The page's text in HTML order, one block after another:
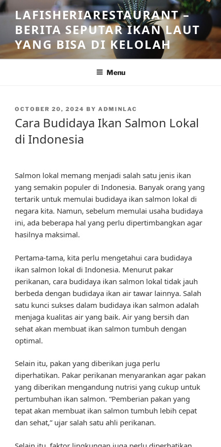
Skip
to
content
LAFISHERIARESTAURANT –
BERITA SEPUTAR IKAN LAUT
YANG BISA DI KELOLAH
Menu
POSTED
OCTOBER 20, 2024 BY ADMINLAC
Cara Budidaya Ikan Salmon Lokal
di Indonesia
Salmon lokal memang menjadi salah satu jenis ikan
yang semakin populer di Indonesia. Banyak orang yang
tertarik untuk memulai budidaya ikan salmon lokal di
negara kita. Namun, sebelum memulai usaha budidaya
ini, ada beberapa hal yang perlu dipertimbangkan agar
hasilnya maksimal.
Pertama-tama, kita perlu mengetahui cara budidaya
ikan salmon lokal di Indonesia. Menurut pakar
perikanan, cara budidaya ikan salmon lokal tidak jauh
berbeda dengan budidaya ikan air tawar lainnya. Salah
satu kunci sukses dalam budidaya ikan salmon adalah
menjaga kualitas air yang baik. Air yang bersih dan
sehat akan membuat ikan salmon tumbuh dengan
optimal.
Selain itu, pakan yang diberikan juga perlu
diperhatikan. Pakar perikanan menyarankan agar pakan
yang diberikan mengandung nutrisi yang cukup untuk
pertumbuhan ikan salmon. “Pemberian pakan yang
tepat akan membuat ikan salmon tumbuh lebih cepat
dan sehat,” ujar salah satu ahli perikanan.